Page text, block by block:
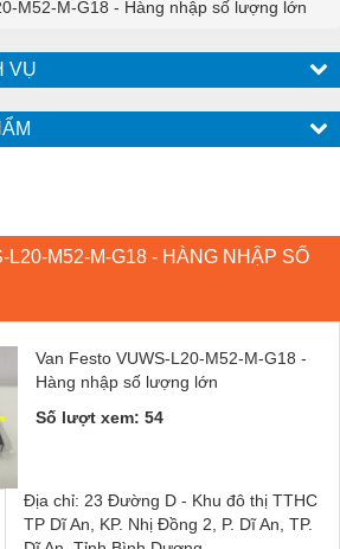
M52-M-G18 - Hàng nhập số lượng lớn
VỤ
L20-M52-M-G18 - HÀNG NHẬP SỐ
Van Festo VUWS-L20-M52-M-G18 -
Hàng nhập số lượng lớn
Số lượt xem: 54
Địa chỉ: 23 Đường D - Khu đô thị TTHC
TP Dĩ An, KP. Nhị Đồng 2, P. Dĩ An, TP.